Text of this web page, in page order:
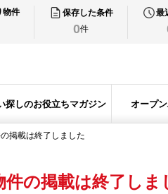
物件 保存した条件
0件
最
探しのお役立ちマガジン オープ
掲載は終了しました
件の掲載は終了しま